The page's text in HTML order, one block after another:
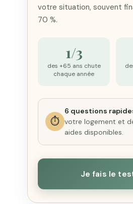
votre situation, souvent
70 %.
1/3
des +65 ans chute
chaque année
⏱️
6 questions
votre logement et
aides disponibles.
Je fais le